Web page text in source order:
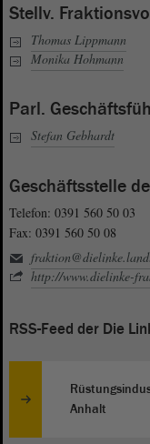
Stellv.
Thomas Lippmann
Monika Hohmann
Parl.
Stefan Gebhardt
Geschäftsstelle
Telefon: 0391 560 50 03
Fax: 0391 560 50 08
http://www.dielinke-
RSS-Feed der Die
Anhalt